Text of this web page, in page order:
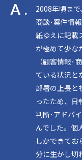
A .
2008年頃まで
商談･案件情
紙ゆえに記載
が極めて少な
（顧客情報･
ている状況と
部署の上長と
ったため、日
判断･アドバ
んでした。個
しかできてお
分に生かし切